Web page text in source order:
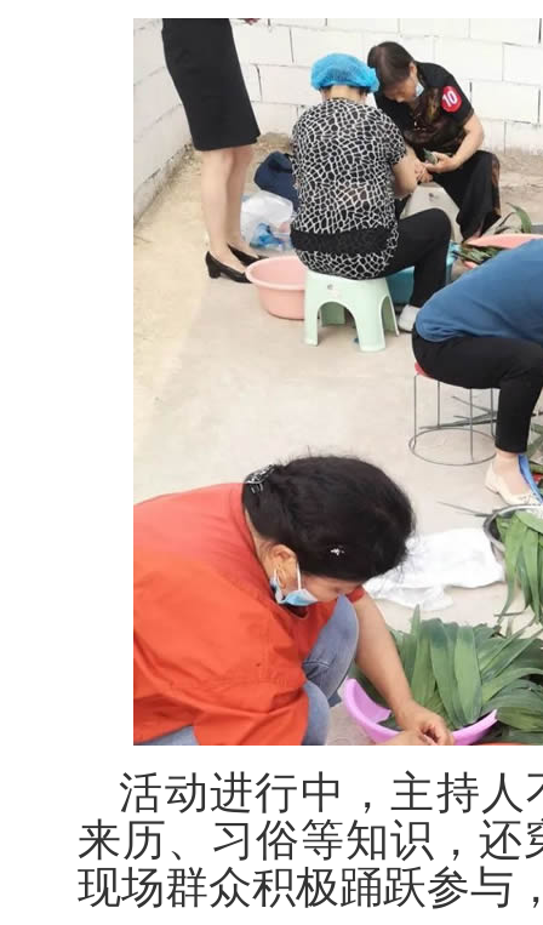
活动进行中，主持
来历、习俗等知识，
现场群众积极踊跃参与